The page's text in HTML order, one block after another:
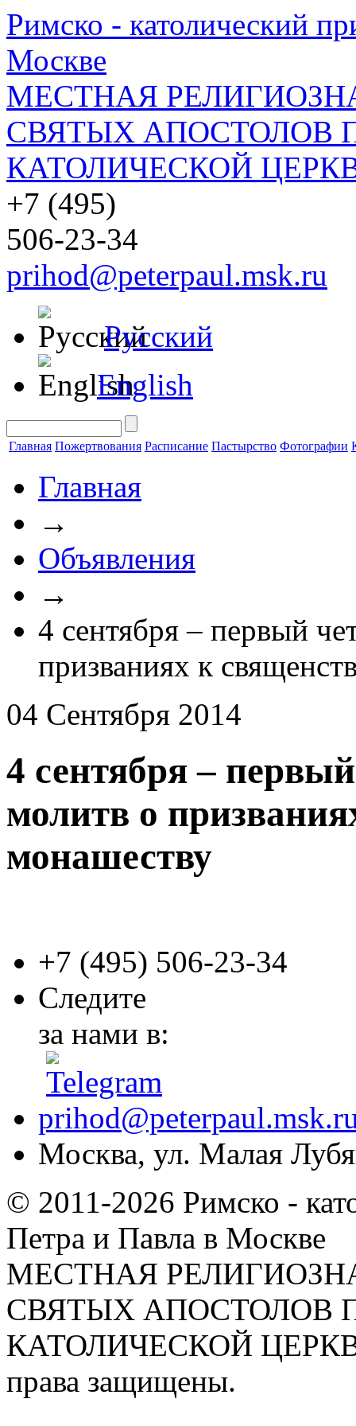
Римско - католический
Москве
МЕСТНАЯ
СВЯТЫХ АПОСТОЛОВ
КАТОЛИЧЕСКОЙ
+7 (495)
506-23-34
prihod@peterpaul.msk.ru
Русский
English
Главная Пожертвования Расписание Пастырство Фотографии
Главная
→
Объявления
→
4 сентября – первый
призваниях к
04 Сентября 2014
4 сентября –
молитв о
монашеству
+7 (495) 506-23-34
Следите
за нами в:
Москва, ул. Малая
© 2011-2026 Римско -
Петра и Павла в Москве
МЕСТНАЯ
СВЯТЫХ АПОСТОЛОВ
КАТОЛИЧЕСКОЙ
права защищены.